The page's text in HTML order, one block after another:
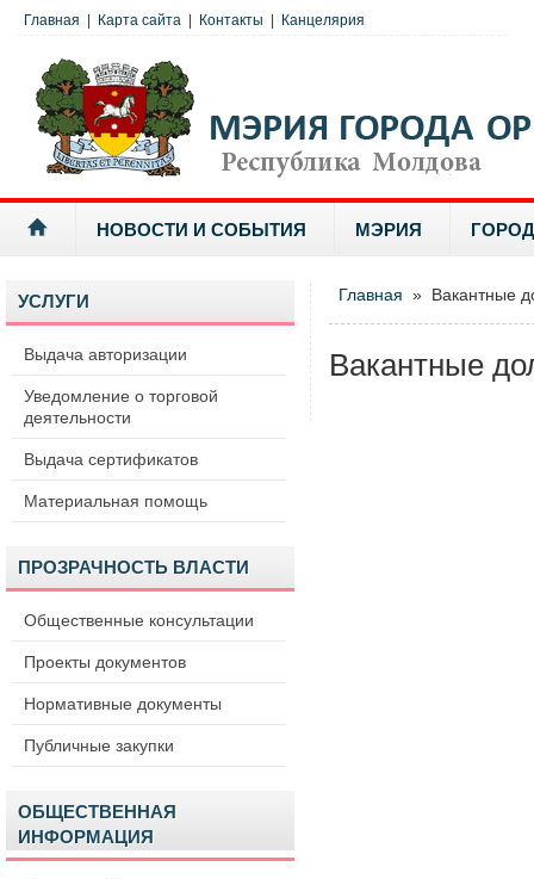
Главная Карта сайта Контакты Канцелярия
НОВОСТИ И СОБЫТИЯ МЭРИЯ
УСЛУГИ
Выдача авторизации
Уведомление о торговой
деятельности
Выдача сертификатов
Материальная помощь
ПРОЗРАЧНОСТЬ ВЛАСТИ
Общественные консультации
Проекты документов
Нормативные документы
Публичные закупки
ОБЩЕСТВЕННАЯ
ИНФОРМАЦИЯ
Главная » Вакантные
Вакантные